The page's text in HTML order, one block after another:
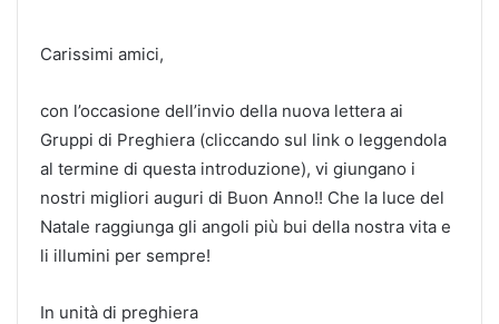
Carissimi amici,
con l’occasione dell’invio della nuova lettera ai
Gruppi di Preghiera (cliccando sul link o leggendola
al termine di questa introduzione), vi giungano i
nostri migliori auguri di Buon Anno!! Che la luce del
Natale raggiunga gli angoli più bui della nostra vita e
li illumini per sempre!
In unità di preghiera